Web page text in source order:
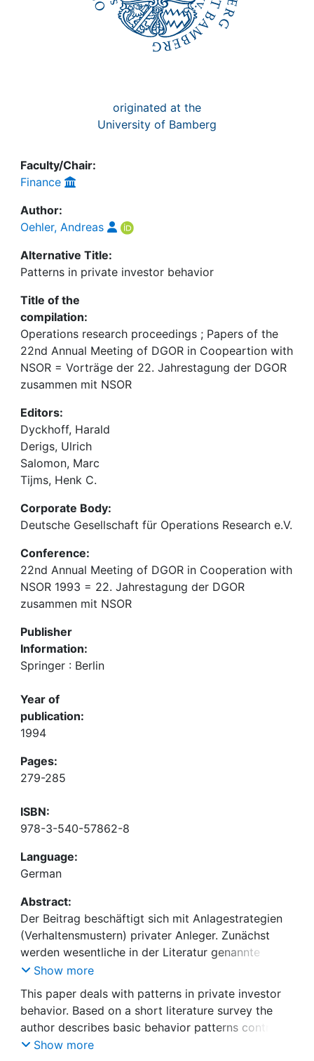
originated at the
University of Bamberg
Faculty/Chair:
Finance
Author:
Oehler, Andreas
Alternative Title:
Patterns in private investor behavior
Title of the
compilation:
Operations research proceedings ; Papers of the
22nd Annual Meeting of DGOR in Coopeartion with
NSOR = Vorträge der 22. Jahrestagung der DGOR
zusammen mit NSOR
Editors:
Dyckhoff, Harald
Derigs, Ulrich
Salomon, Marc
Tijms, Henk C.
Corporate Body:
Deutsche Gesellschaft für Operations Research e.V.
Conference:
22nd Annual Meeting of DGOR in Cooperation with
NSOR 1993 = 22. Jahrestagung der DGOR
zusammen mit NSOR
Publisher
Information:
Springer : Berlin
Year of
publication:
1994
Pages:
279-285
ISBN:
978-3-540-57862-8
Language:
German
Abstract:
Der Beitrag beschäftigt sich mit Anlagestrategien
(Verhaltensmustern) privater Anleger. Zunächst
werden wesentliche in der Literatur genannte
Verhaltensmuster kurz beschrieben, von denen sich
die jeweiligen Anleger eine höhere Gewinnchance
versprechen, die jedoch der
Markteffizienzhypothese widersprechen, weil sie
nicht allein an zukünftigen fundamentalen
Entwicklungen ausgerichtet sind. Für die
Show more
This paper deals with patterns in private investor
behavior. Based on a short literature survey the
author describes basic behavior patterns contrary
to the efficient market hypothesis: investors
Show more